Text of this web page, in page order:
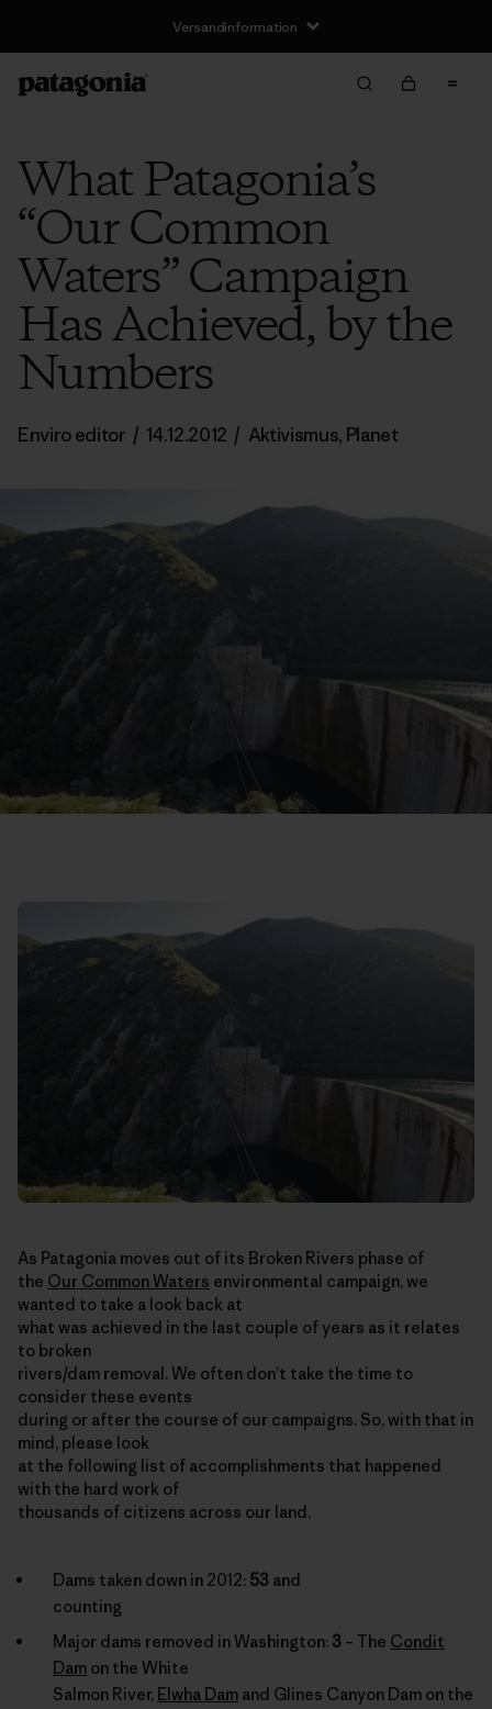
Versandinformation
What Patagonia’s
“Our Common
Waters” Campaign
Has Achieved, by the
Numbers
Enviro editor / 14.12.2012 / Aktivismus, Planet
As Patagonia moves out of its Broken Rivers phase of
the Our Common Waters environmental campaign, we
wanted to take a look back at
what was achieved in the last couple of years as it relates
to broken
rivers/dam removal. We often don’t take the time to
consider these events
during or after the course of our campaigns. So, with that in
mind, please look
at the following list of accomplishments that happened
with the hard work of
thousands of citizens across our land.
Dams taken down in 2012: 53 and
counting
Major dams removed in Washington: 3 – The Condit
Dam on the White
Salmon River, Elwha Dam and Glines Canyon Dam on the